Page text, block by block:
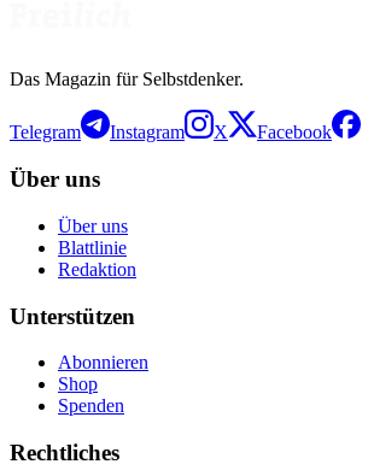
Das Magazin für Selbstdenker.
Telegram Instagram X Facebook
Über uns
Über uns
Blattlinie
Redaktion
Unterstützen
Abonnieren
Shop
Spenden
Rechtliches